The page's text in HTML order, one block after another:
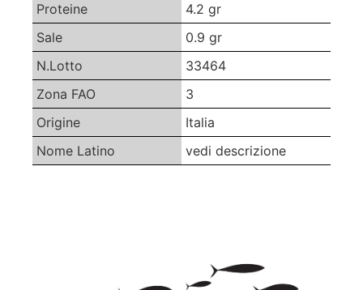
Proteine
4.2 gr
Sale
0.9 gr
N.Lotto
33464
Zona FAO
3
Origine
Italia
Nome Latino
vedi descrizione